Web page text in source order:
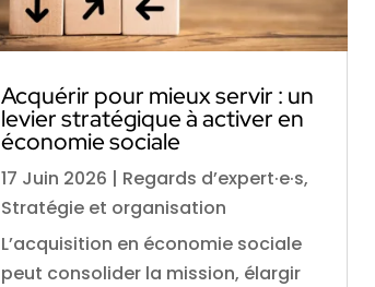
Acquérir pour mieux servir : un
levier stratégique à activer en
économie sociale
17 Juin 2026 | Regards d’expert·e·s,
Stratégie et organisation
L’acquisition en économie sociale
peut consolider la mission, élargir